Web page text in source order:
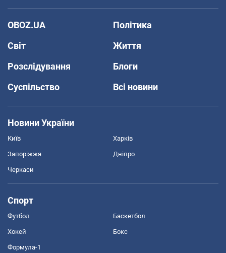
OBOZ.UA
Політика
Світ
Життя
Розслідування
Блоги
Суспільство
Всі новини
Новини України
Київ Харків
Запоріжжя Дніпро
Черкаси
Спорт
Футбол Баскетбол
Хокей Бокс
Формула-1